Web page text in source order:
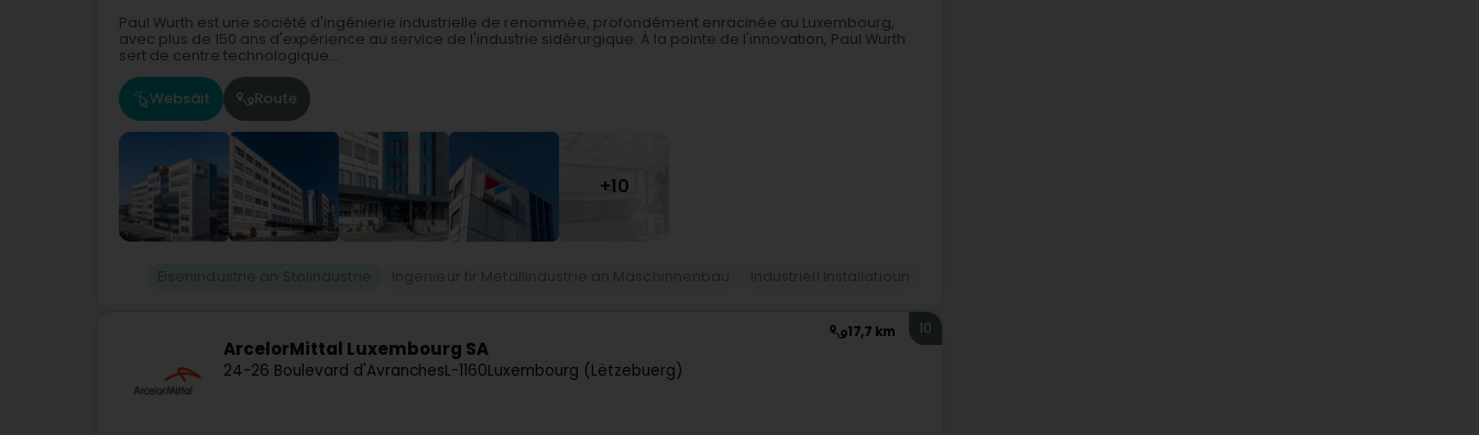
Paul Wurth est une société d'ingénierie industrielle de renommée, profondément enracinée au Luxembourg,
avec plus de 150 ans d'expérience au service de l'industrie sidérurgique. À la pointe de l'innovation, Paul Wurth
sert de centre technologique...
Websäit Route
+10
17,7 km
ArcelorMittal Luxembourg SA
24-26 Boulevard d'AvranchesL-1160Luxembourg (Lëtzebuerg)
10